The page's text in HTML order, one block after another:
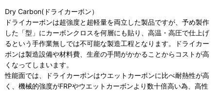
Dry Carbon(ドライカーボン）
ドライカーボンは超強度と超軽量を両立した製品ですが、予め製作
した「型」にカーボンクロスを何層にも貼り、高温・高圧で仕上げ
るという手作業無しでは不可能な製造工程となります。ドライカー
ボンは製造設備や材料費、生産の手間がかかることからコストが高
くなってしまいます。
性能面では、ドライカーボンはウエットカーボンに比べ耐熱性が高
く、機械的強度がFRPやウエットカーボンより数十倍高い為、高性